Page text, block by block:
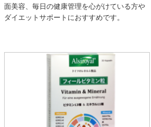
面美容、毎日の健康管理を心がけている方や
ダイエットサポートにおすすめです。